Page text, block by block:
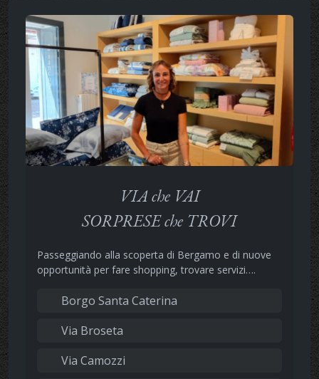
VIA che VAI
SORPRESE che TROVI
Passeggiando alla scoperta di Bergamo e di nuove
opportunità per fare shopping, trovare servizi….
Borgo Santa Caterina
Via Broseta
Via Camozzi